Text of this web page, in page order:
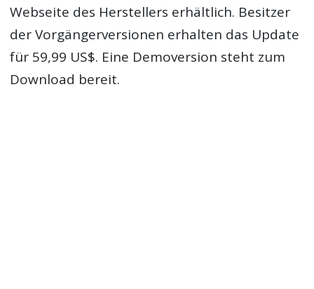
Webseite des Herstellers erhältlich. Besitzer
der Vorgängerversionen erhalten das Update
für 59,99 US$. Eine Demoversion steht zum
Download bereit.